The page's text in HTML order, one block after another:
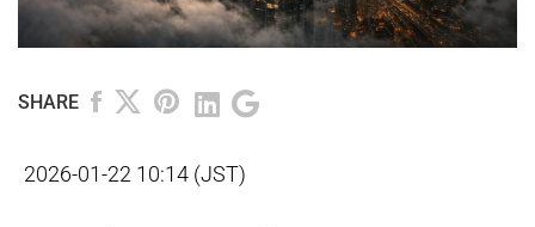
SHARE
2026-01-22 10:14 (JST)